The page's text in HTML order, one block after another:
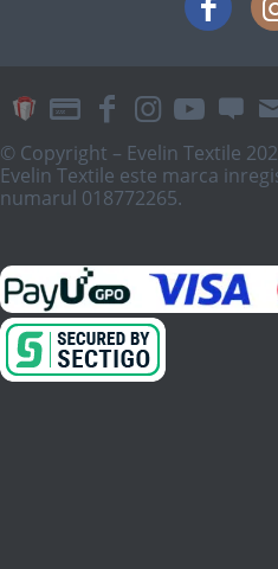
© Copyright – Evelin Textile
Evelin Textile este marca
numarul 018772265.